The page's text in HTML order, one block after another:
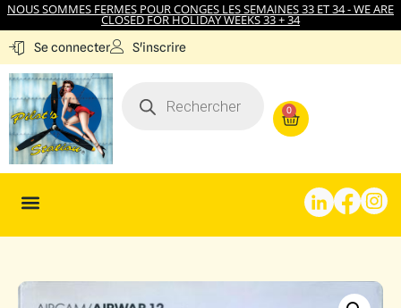
NOUS SOMMES FERMES POUR CONGES LES SEMAINES 33 ET 34 - WE ARE
CLOSED FOR HOLIDAY WEEKS 33 + 34
Se connecter S'inscrire
0